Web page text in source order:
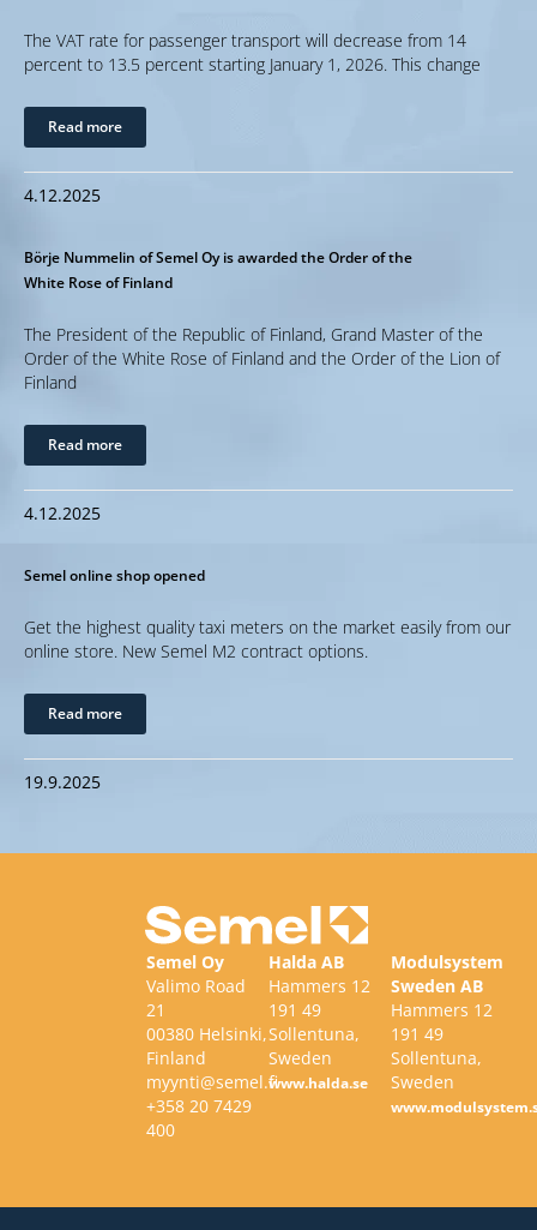
The VAT rate for passenger transport will decrease from 14
percent to 13.5 percent starting January 1, 2026. This change
Read more
4.12.2025
Börje Nummelin of Semel Oy is awarded the Order of the
White Rose of Finland
The President of the Republic of Finland, Grand Master of the
Order of the White Rose of Finland and the Order of the Lion of
Finland
Read more
4.12.2025
Semel online shop opened
Get the highest quality taxi meters on the market easily from our
online store. New Semel M2 contract options.
Read more
19.9.2025
Semel Oy
Valimo Road
21
00380 Helsinki,
Finland
myynti@semel.fi
+358 20 7429
400
Halda AB
Hammers 12
191 49
Sollentuna,
Sweden
www.halda.se
Modulsystem
Sweden AB
Hammers 12
191 49
Sollentuna,
Sweden